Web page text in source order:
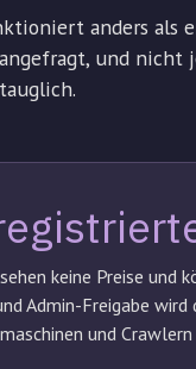
anders als
und nicht
keine Preise und
Admin-Freigabe
und